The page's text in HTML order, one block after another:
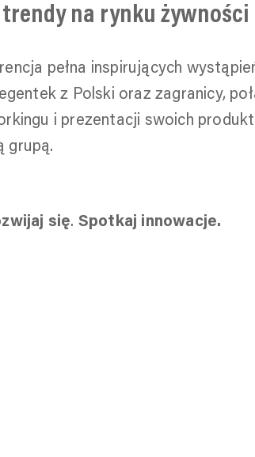
na rynku żywności
pełna inspirujących
z Polski oraz zagranicy,
i prezentacji swoich
grupą.
się. Spotkaj innowacje.